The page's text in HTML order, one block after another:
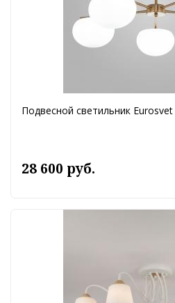
Подвесной светильник
28 600 руб.